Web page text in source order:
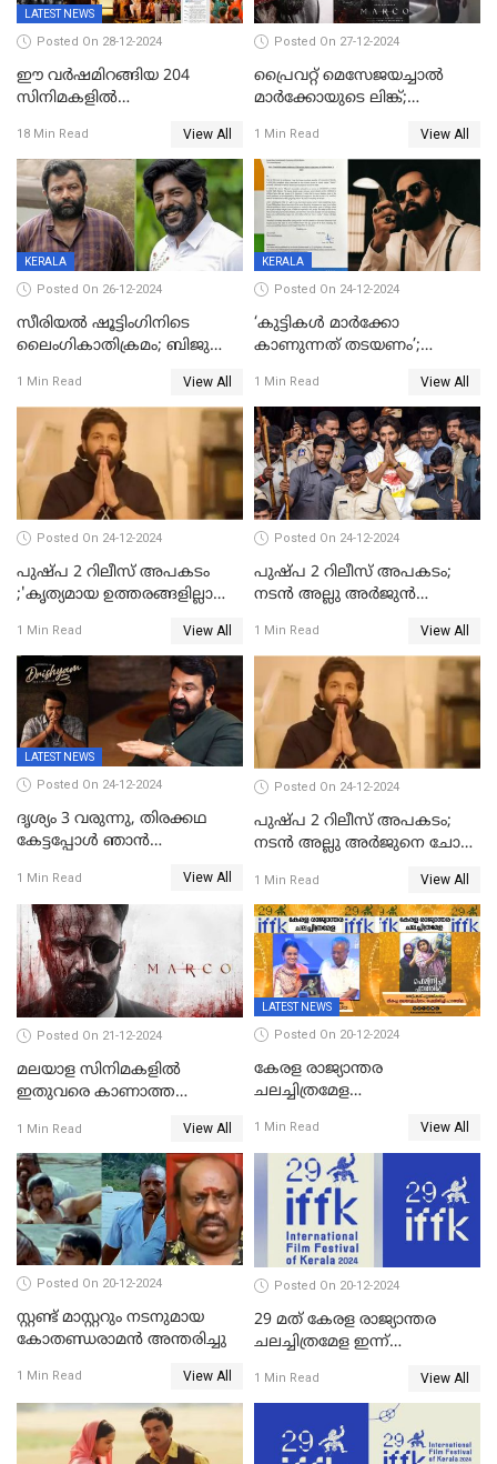
LATEST NEWS
Posted On 28-12-2024
ഈ വർഷമിറങ്ങിയ 204
സിനിമകളിൽ
ചിത്രങ്ങൾ; 2024ൽ സിനിമാ
വ്യവസായത്തിന് നഷ്ടം 700
കോടി; അഭിനേതാക്കൾ
പ്രതിഫലം കുറയ്ക്കണമെന്നും
നിർമാതാക്കളുടെ സംഘടന
18 Min Read View All
Posted On 27-12-2024
പ്രൈവറ്റ് മെസേജയച്ചാല്‍
മാർക്കോയുടെ ലിങ്ക്;
സ്വദേശി അറസ്റ്റില്‍
1 Min Read View All
KERALA
Posted On 26-12-2024
സീരിയല്‍ ഷൂട്ടിംഗിനിടെ
ലൈംഗികാതിക്രമം; ബിജു
ശ്രീകുമാറിനുമെതിരെ കേസ്
1 Min Read View All
KERALA
Posted On 24-12-2024
‘കുട്ടികൾ മാർക്കോ
കാണുന്നത് തടയണം’;
മാതാപിതാക്കൾക്കൊപ്പം
കുട്ടികളുമെത്തുന്നു;
മുഖ്യമന്ത്രിക്ക് പരാതി നൽകി
കെപിസിസി അംഗം
1 Min Read View All
Posted On 24-12-2024
പുഷ്‌പ 2 റിലീസ് അപകടം
;'കൃത്യമായ ഉത്തരങ്ങളില്ലാതെ
1 Min Read View All
Posted On 24-12-2024
പുഷ്പ 2 റിലീസ് അപകടം;
നടന്‍ അല്ലു അര്‍ജുൻ
മുന്നിൽ ഹാജരായി
1 Min Read View All
LATEST NEWS
Posted On 24-12-2024
ദൃശ്യം 3 വരുന്നു, തിരക്കഥ
കേട്ടപ്പോള്‍ ഞാന്‍
സ്ഥിരീകരിച്ച് മോഹൻലാൽ
1 Min Read View All
Posted On 24-12-2024
പുഷ്പ 2 റിലീസ് അപകടം;
നടന്‍ അല്ലു അര്‍ജുനെ ചോദ്യം
1 Min Read View All
Posted On 21-12-2024
മലയാള സിനിമകളിൽ
ഇതുവരെ കാണാത്ത
മുകുന്ദൻ ചിത്രം മാർക്കോ
1 Min Read View All
LATEST NEWS
Posted On 20-12-2024
കേരള രാജ്യാന്തര
ചലച്ചിത്രമേള
സിനിമ അവാര്‍ഡ്
സംവിധായിക പായല്‍
കപാഡിയയ്ക്ക് സമ്മാനിച്ചു;
ഫെമിനിച്ചി ഫാത്തിമയ്ക്ക്
അഞ്ച് പുരസ്കാരം
1 Min Read View All
Posted On 20-12-2024
സ്റ്റണ്ട് മാസ്റ്ററും നടനുമായ
കോതണ്ഡരാമൻ അന്തരിച്ചു
1 Min Read View All
Posted On 20-12-2024
29 മത് കേരള രാജ്യാന്തര
ചലച്ചിത്രമേള ഇന്ന്
1 Min Read View All